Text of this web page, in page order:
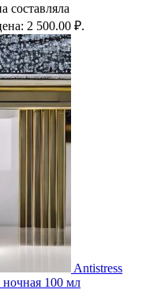
составляла
2 500.00 ₽.
Antistress
ночная 100 мл